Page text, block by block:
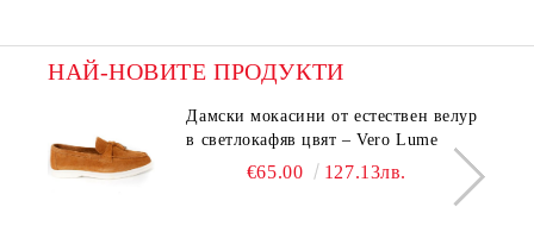
НАЙ-НОВИТЕ ПРОДУКТИ
Дамски мокасини от естествен велур
в светлокафяв цвят – Vero Lume
€65.00 127.13лв.